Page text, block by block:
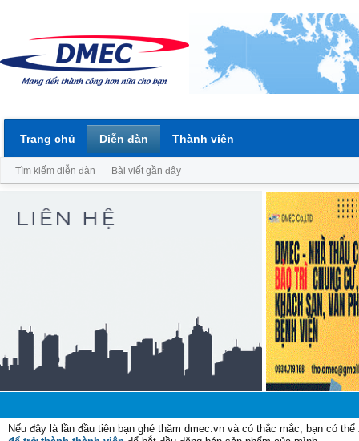
Nếu đây là lần đầu tiên bạn ghé thăm dmec.vn và có thắc mắc, bạn có
Trang chủ Diễn đàn
Tìm kiếm diễn đàn Bài viết gần đây
Thành viên